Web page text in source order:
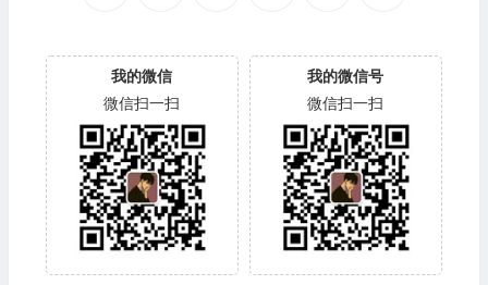
我的微信
微信扫一扫
我的微信号
微信扫一扫